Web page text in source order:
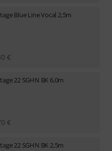
Blue Line Vocal 2,5m
€
22 SGHN BK 6,0m
€
22 SGHN BK 2,5m